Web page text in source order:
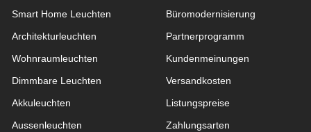
Smart Home Leuchten
Architekturleuchten
Wohnraum­leuchten
Dimmbare Leuchten
Akkuleuchten
Aussen­leuchten
Büromodernisierung
Partnerprogramm
Kundenmeinungen
Versandkosten
Listungspreise
Zahlungsarten